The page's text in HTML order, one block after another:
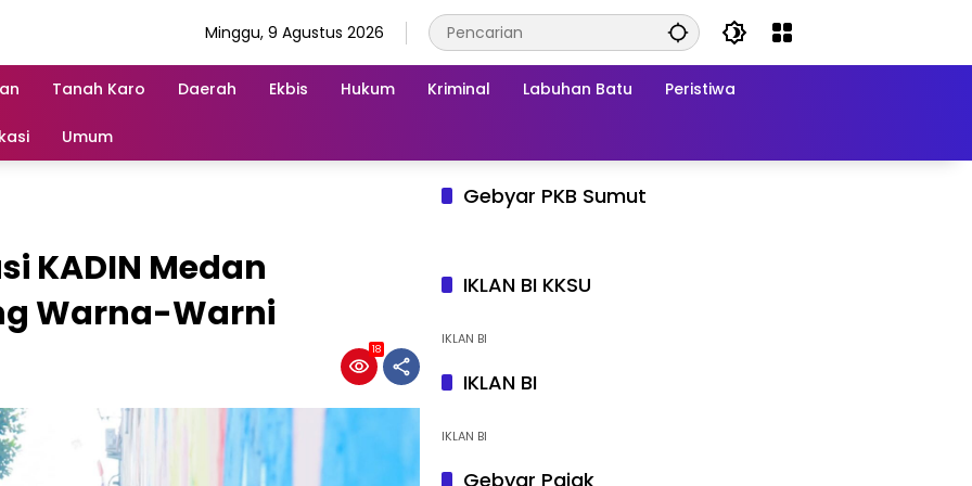
Minggu, 9 Agustus 2026
Tanah Karo Daerah Ekbis Hukum Kriminal Labuhan Batu Peristiwa
Umum
KADIN Medan
Warna-Warni
18
Gebyar PKB Sumut
IKLAN BI KKSU
IKLAN BI
IKLAN BI
IKLAN BI
Gebyar Pajak